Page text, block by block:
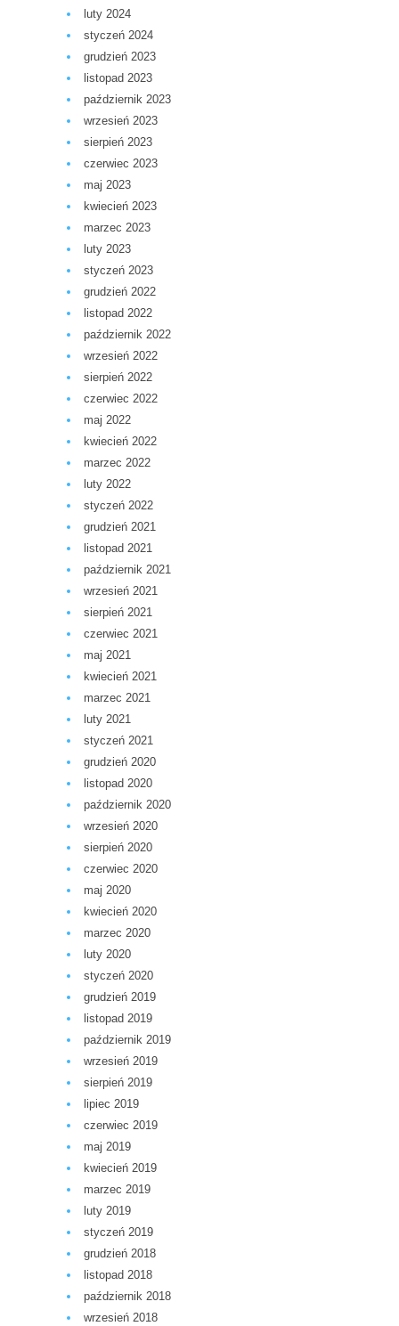
luty 2024
styczeń 2024
grudzień 2023
listopad 2023
październik 2023
wrzesień 2023
sierpień 2023
czerwiec 2023
maj 2023
kwiecień 2023
marzec 2023
luty 2023
styczeń 2023
grudzień 2022
listopad 2022
październik 2022
wrzesień 2022
sierpień 2022
czerwiec 2022
maj 2022
kwiecień 2022
marzec 2022
luty 2022
styczeń 2022
grudzień 2021
listopad 2021
październik 2021
wrzesień 2021
sierpień 2021
czerwiec 2021
maj 2021
kwiecień 2021
marzec 2021
luty 2021
styczeń 2021
grudzień 2020
listopad 2020
październik 2020
wrzesień 2020
sierpień 2020
czerwiec 2020
maj 2020
kwiecień 2020
marzec 2020
luty 2020
styczeń 2020
grudzień 2019
listopad 2019
październik 2019
wrzesień 2019
sierpień 2019
lipiec 2019
czerwiec 2019
maj 2019
kwiecień 2019
marzec 2019
luty 2019
styczeń 2019
grudzień 2018
listopad 2018
październik 2018
wrzesień 2018